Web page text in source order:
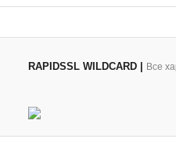
RAPIDSSL WILDCARD Все